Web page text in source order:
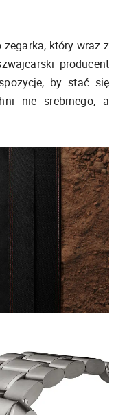
który wraz z
producent
by stać się
nie srebrnego, a